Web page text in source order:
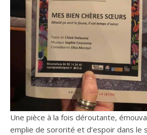
Une pièce à la fois déroutante,
emplie de sororité et d’espoir dans le